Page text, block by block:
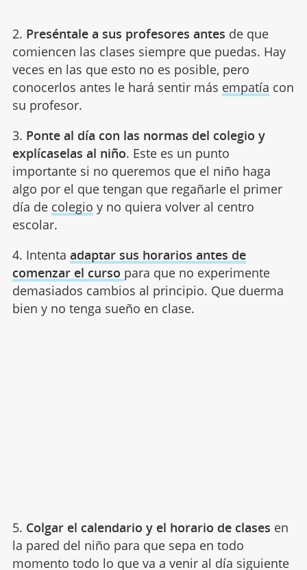
2. Preséntale a sus profesores antes de que
comiencen las clases siempre que puedas. Hay
veces en las que esto no es posible, pero
conocerlos antes le hará sentir más empatía con
su profesor.
3. Ponte al día con las normas del colegio y
explícaselas al niño. Este es un punto
importante si no queremos que el niño haga
algo por el que tengan que regañarle el primer
día de colegio y no quiera volver al centro
escolar.
4. Intenta adaptar sus horarios antes de
comenzar el curso para que no experimente
demasiados cambios al principio. Que duerma
bien y no tenga sueño en clase.
5. Colgar el calendario y el horario de clases en
la pared del niño para que sepa en todo
momento todo lo que va a venir al día siguiente